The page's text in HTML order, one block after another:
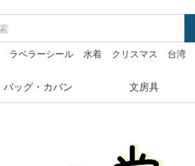
ラベラーシール 水着 クリスマス
台湾
バッグ・カバン 文房具